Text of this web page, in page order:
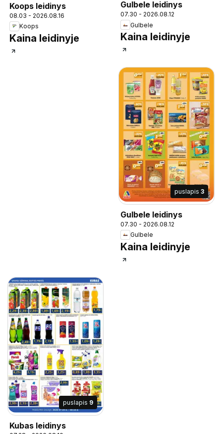
Koops leidinys
08.03 - 2026.08.16
Koops
Kaina leidinyje
Gulbele leidinys
07.30 - 2026.08.12
Gulbele
Kaina leidinyje
puslapis 3
Gulbele leidinys
07.30 - 2026.08.12
Gulbele
Kaina leidinyje
puslapis 9
Kubas leidinys